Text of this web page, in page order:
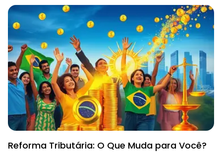
Reforma Tributária: O Que Muda para Você?